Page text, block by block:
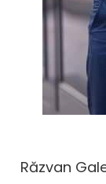
Răzvan